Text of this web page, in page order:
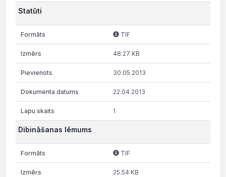
Statūti
TIF
48.27 KB
30.05.2013
22.04.2013
1
Dibināšanas lēmums
TIF
25.54 KB